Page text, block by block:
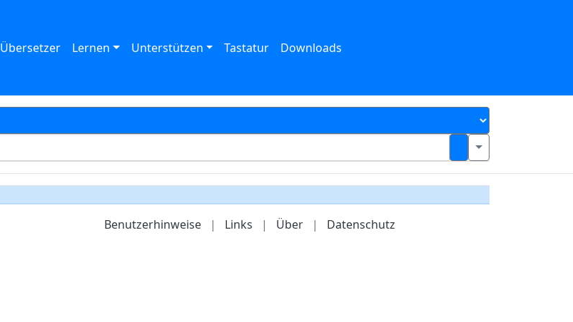
Übersetzer Lernen Unterstützen Tastatur Downloads
Benutzerhinweise | Links | Über | Datenschutz